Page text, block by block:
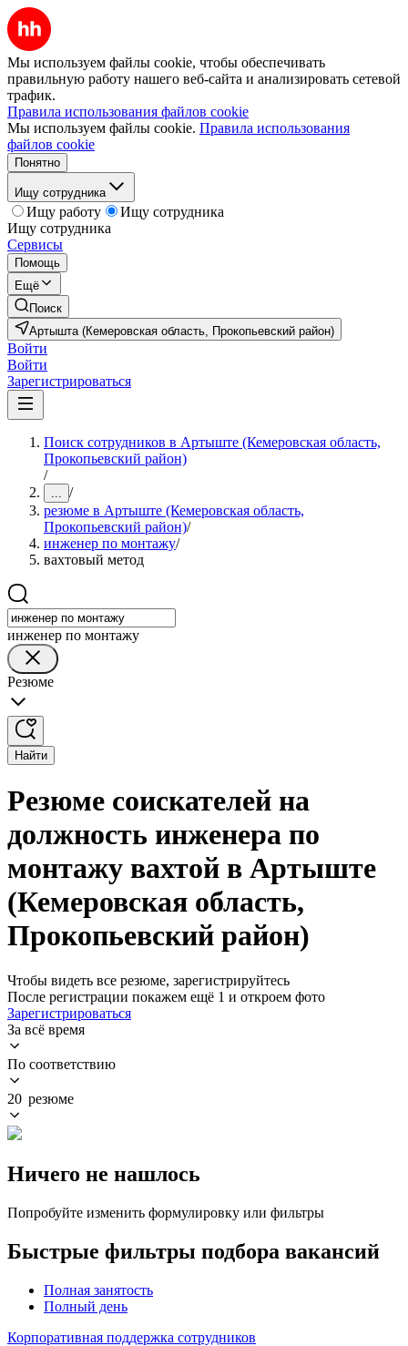
Мы используем файлы cookie, чтобы обеспечивать
правильную работу нашего веб-сайта и анализировать сетевой
трафик.
Правила использования файлов cookie
Мы используем файлы cookie. Правила использования
файлов cookie
Понятно
Ищу сотрудника
Ищу работу
Ищу сотрудника
Ищу сотрудника
Сервисы
Помощь
Ещё
Поиск
Артышта (Кемеровская область, Прокопьевский район)
Войти
Войти
Зарегистрироваться
Поиск сотрудников в Артыште (Кемеровская область,
Прокопьевский район)
/
... /
резюме в Артыште (Кемеровская область,
Прокопьевский район)/
инженер по монтажу/
вахтовый метод
инженер по монтажу
Резюме
Найти
Резюме соискателей на
должность инженера по
монтажу вахтой в Артыште
(Кемеровская область,
Прокопьевский район)
Чтобы видеть все резюме, зарегистрируйтесь
После регистрации покажем ещё 1 и откроем фото
Зарегистрироваться
За всё время
По соответствию
20 резюме
Ничего не нашлось
Попробуйте изменить формулировку или фильтры
Быстрые фильтры подбора вакансий
Полная занятость
Полный день
Корпоративная поддержка сотрудников